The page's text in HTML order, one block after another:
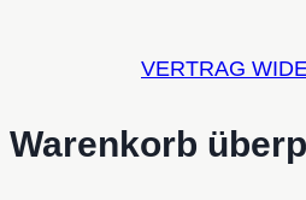
VERTRAG
Warenkorb